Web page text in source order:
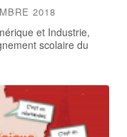
2018
et Industrie,
scolaire du